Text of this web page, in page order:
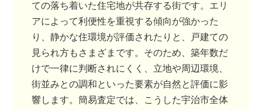
ての落ち着いた住宅地が共存する街です。エリ
アによって利便性を重視する傾向が強かった
り、静かな住環境が評価されたりと、戸建ての
見られ方もさまざまです。そのため、築年数だ
けで一律に判断されにくく、立地や周辺環境、
街並みとの調和といった要素が自然と評価に影
響します。簡易査定では、こうした宇治市全体